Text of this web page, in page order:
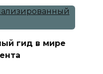
гид в мире